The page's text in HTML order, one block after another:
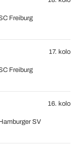
Freiburg
Freiburg
17. kolo
SV
16. kolo